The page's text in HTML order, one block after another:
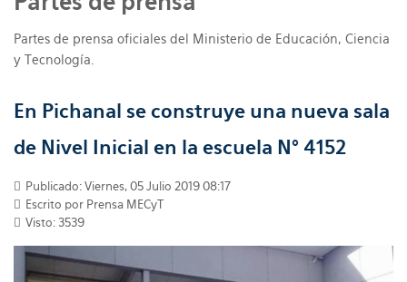
Partes de prensa oficiales del Ministerio de Educación, Ciencia
y Tecnología.
En Pichanal se construye una nueva sala
de Nivel Inicial en la escuela N° 4152
Publicado: Viernes, 05 Julio 2019 08:17
Escrito por Prensa MECyT
Visto: 3539